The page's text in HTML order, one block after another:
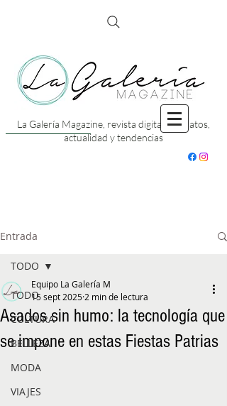
La Galería Magazine, revista digital con datos,
actualidad y tendencias
Entrada
TODO
CULTURA
BELLEZA
MODA
VIAJES
TODO
Asados sin humo: la tecnología que
se impone en estas Fiestas Patrias
Equipo La Galería M
15 sept 2025 2 min de lectura